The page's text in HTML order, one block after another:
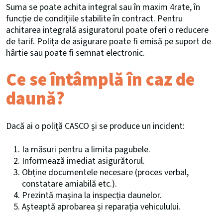
Suma se poate achita integral sau în maxim 4rate, în
funcție de condițiile stabilite în contract. Pentru
achitarea integrală asiguratorul poate oferi o reducere
de tarif. Polița de asigurare poate fi emisă pe suport de
hârtie sau poate fi semnat electronic.
Ce se întâmplă în caz de
daună?
Dacă ai o poliță CASCO și se produce un incident:
Ia măsuri pentru a limita pagubele.
Informează imediat asigurătorul.
Obține documentele necesare (proces verbal,
constatare amiabilă etc.).
Prezintă mașina la inspecția daunelor.
Așteaptă aprobarea și reparația vehiculului.